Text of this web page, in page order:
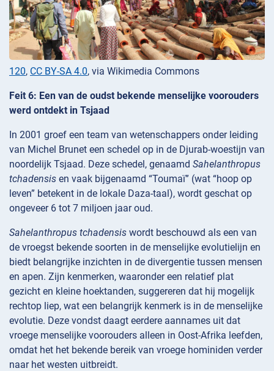
120, CC BY-SA 4.0, via Wikimedia Commons
Feit 6: Een van de oudst bekende menselijke voorouders
werd ontdekt in Tsjaad
In 2001 groef een team van wetenschappers onder leiding
van Michel Brunet een schedel op in de Djurab-woestijn van
noordelijk Tsjaad. Deze schedel, genaamd Sahelanthropus
tchadensis en vaak bijgenaamd “Toumaï” (wat “hoop op
leven” betekent in de lokale Daza-taal), wordt geschat op
ongeveer 6 tot 7 miljoen jaar oud.
Sahelanthropus tchadensis wordt beschouwd als een van
de vroegst bekende soorten in de menselijke evolutielijn en
biedt belangrijke inzichten in de divergentie tussen mensen
en apen. Zijn kenmerken, waaronder een relatief plat
gezicht en kleine hoektanden, suggereren dat hij mogelijk
rechtop liep, wat een belangrijk kenmerk is in de menselijke
evolutie. Deze vondst daagt eerdere aannames uit dat
vroege menselijke voorouders alleen in Oost-Afrika leefden,
omdat het het bekende bereik van vroege hominiden verder
naar het westen uitbreidt.